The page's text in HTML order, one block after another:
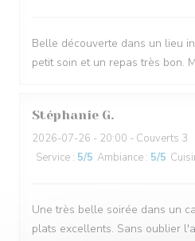
Belle découverte dans un lieu
petit soin et un repas très bon.
Stéphanie G
2026-07-26 - 20:00 - Couverts 3
Service : 5/5 Ambiance : 5/5
Une très belle soirée dans un
plats excellents. Sans oublier